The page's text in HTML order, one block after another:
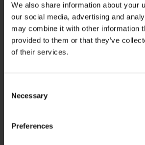
We also share information about your
our social media, advertising and
may combine it with other information
provided to them or that they’ve
of their services.
Selection
Necessary
Preferences
HER FINDER DU OS
BilligSkabe.dk
(Celebert Aps)
SHOWROOM OG WEBSHOP
Karlskogavej 5B
Kundeservice